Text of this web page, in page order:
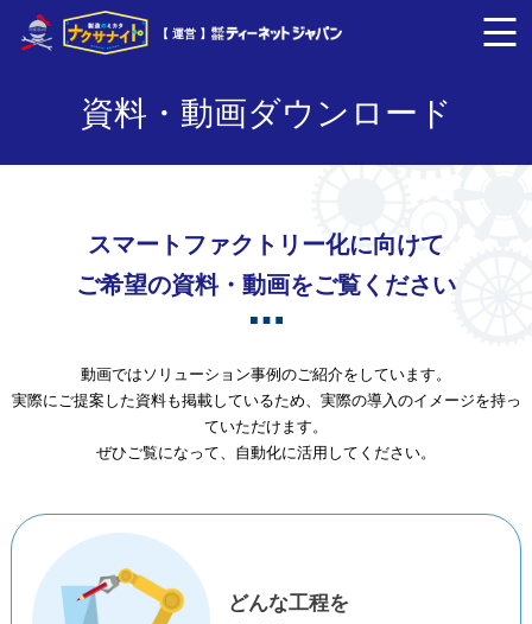
【 運営 】
資料・動画ダウンロード
スマートファクトリー化に向けて
ご希望の資料・動画をご覧ください
動画ではソリューション事例のご紹介をしています。
実際にご提案した資料も掲載しているため、実際の導入のイメージを持っ
ていただけます。
ぜひご覧になって、自動化に活用してください。
どんな工程を